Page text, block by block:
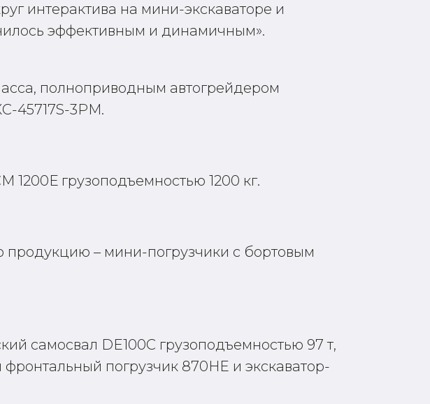
интерактива на мини-экскаваторе и
эффективным и динамичным».
полноприводным автогрейдером
45717S-3РМ.
1200Е грузоподъемностью 1200 кг.
продукцию – мини-погрузчики с бортовым
самосвал DE100C грузоподъемностью 97 т,
погрузчик 870HE и экскаватор-